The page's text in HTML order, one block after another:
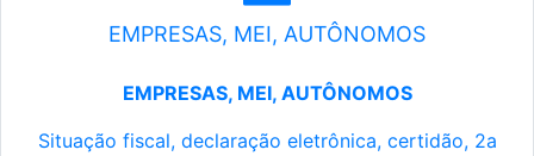
EMPRESAS, MEI, AUTÔNOMOS
EMPRESAS, MEI, AUTÔNOMOS
Situação fiscal, declaração eletrônica, certidão, 2a